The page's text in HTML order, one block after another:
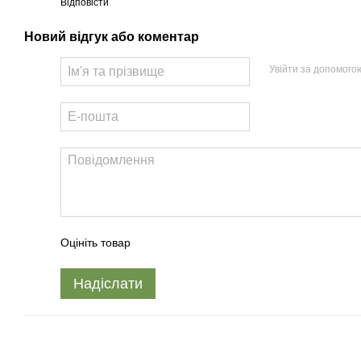
Відповісти
Новий відгук або коментар
Увійти за
Оцініть товар
Надіслати